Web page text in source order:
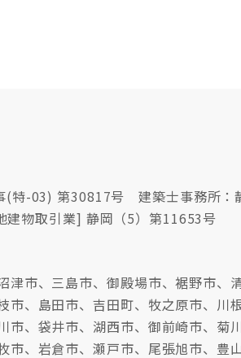
(特-03) 第30817号 建築士事務所：
物取引業] 静岡（5）第11653号
津市、三島市、御殿場市、裾野市
市、島田市、吉田町、牧之原市、川
市、袋井市、湖西市、御前崎市、菊
市、岩倉市、瀬戸市、尾張旭市、